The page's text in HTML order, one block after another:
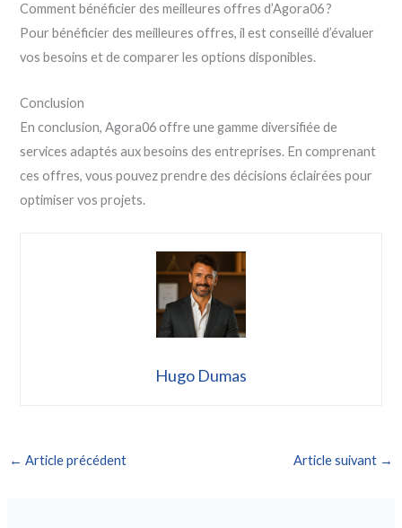
Comment bénéficier des meilleures offres d’Agora06 ?
Pour bénéficier des meilleures offres, il est conseillé d’évaluer
vos besoins et de comparer les options disponibles.
Conclusion
En conclusion, Agora06 offre une gamme diversifiée de
services adaptés aux besoins des entreprises. En comprenant
ces offres, vous pouvez prendre des décisions éclairées pour
optimiser vos projets.
Hugo Dumas
← Article précédent Article suivant →